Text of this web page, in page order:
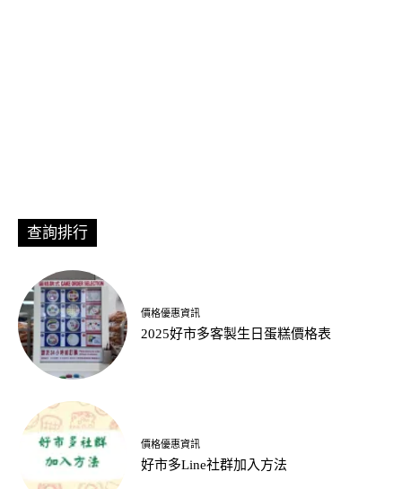
查詢排行
價格優惠資訊
2025好市多客製生日蛋糕價格表
價格優惠資訊
好市多Line社群加入方法